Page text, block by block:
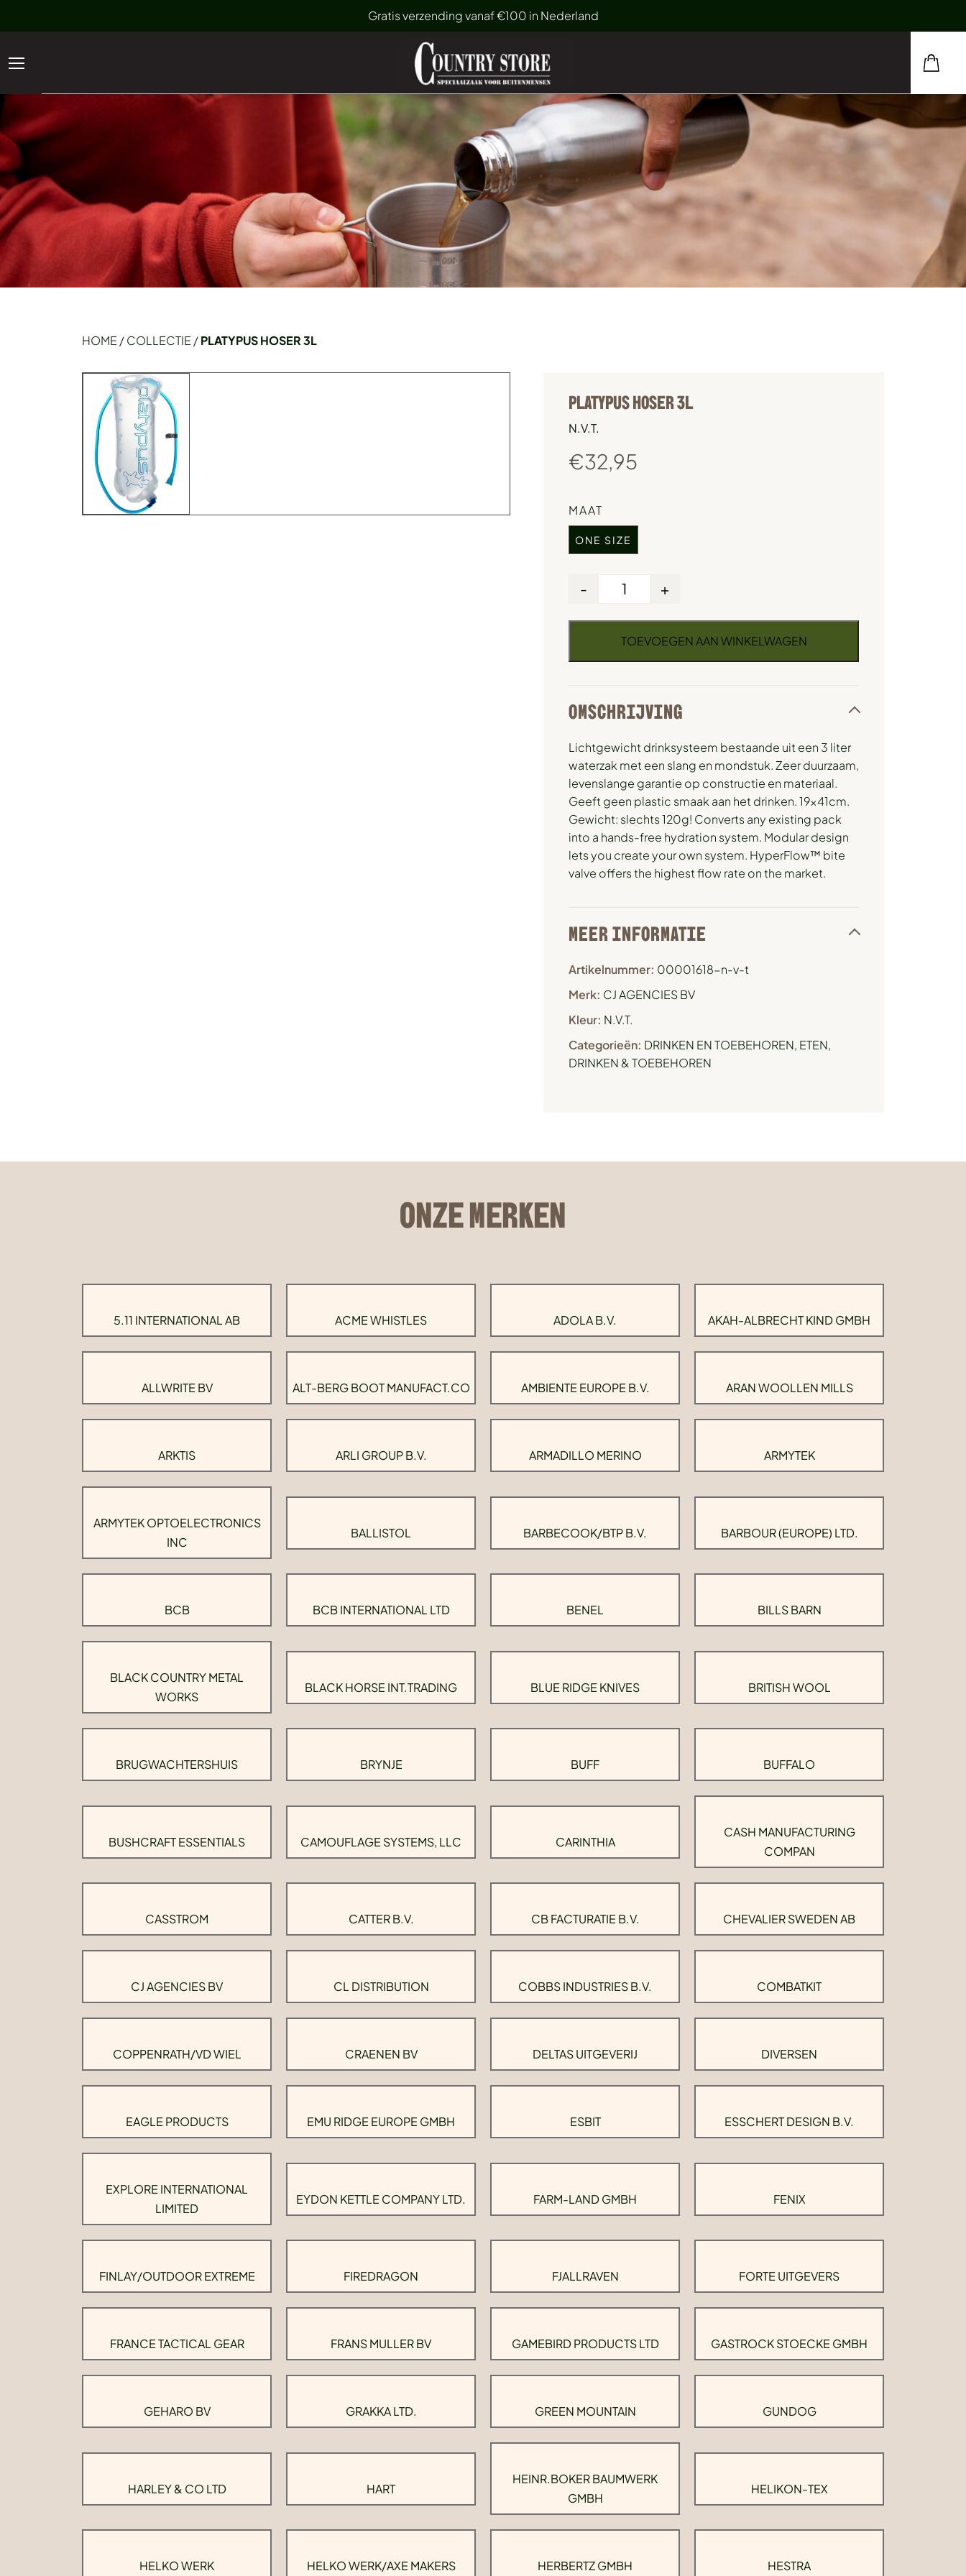
Gratis verzending vanaf €100 in Nederland
HOME /COLLECTIE /PLATYPUS HOSER 3L
PLATYPUS HOSER 3L
N.V.T.
€32,95
MAAT
ONE SIZE
- +
TOEVOEGEN AAN WINKELWAGEN
OMSCHRIJVING
Lichtgewicht drinksysteem bestaande uit een 3 liter
waterzak met een slang en mondstuk. Zeer duurzaam,
levenslange garantie op constructie en materiaal.
Geeft geen plastic smaak aan het drinken. 19x41cm.
Gewicht: slechts 120g! Converts any existing pack
into a hands-free hydration system. Modular design
lets you create your own system. HyperFlow™ bite
valve offers the highest flow rate on the market.
MEER INFORMATIE
Artikelnummer: 00001618-n-v-t
Merk: CJ AGENCIES BV
Kleur: N.V.T.
Categorieën: DRINKEN EN TOEBEHOREN, ETEN,
DRINKEN & TOEBEHOREN
ONZE MERKEN
5.11 INTERNATIONAL AB ACME WHISTLES ADOLA B.V. AKAH-ALBRECHT KIND GMBH
ALLWRITE BV ALT-BERG BOOT MANUFACT.CO AMBIENTE EUROPE B.V. ARAN WOOLLEN MILLS
ARKTIS ARLI GROUP B.V. ARMADILLO MERINO ARMYTEK
ARMYTEK OPTOELECTRONICS
INC
BALLISTOL BARBECOOK/BTP B.V. BARBOUR (EUROPE) LTD.
BCB BCB INTERNATIONAL LTD BENEL BILLS BARN
BLACK COUNTRY METAL
WORKS
BLACK HORSE INT.TRADING BLUE RIDGE KNIVES BRITISH WOOL
BRUGWACHTERSHUIS BRYNJE BUFF BUFFALO
BUSHCRAFT ESSENTIALS CAMOUFLAGE SYSTEMS, LLC CARINTHIA
CASH MANUFACTURING
COMPAN
CASSTROM CATTER B.V. CB FACTURATIE B.V. CHEVALIER SWEDEN AB
CJ AGENCIES BV CL DISTRIBUTION COBBS INDUSTRIES B.V. COMBATKIT
COPPENRATH/VD WIEL CRAENEN BV DELTAS UITGEVERIJ DIVERSEN
EAGLE PRODUCTS EMU RIDGE EUROPE GMBH ESBIT ESSCHERT DESIGN B.V.
EXPLORE INTERNATIONAL
LIMITED
EYDON KETTLE COMPANY LTD. FARM-LAND GMBH FENIX
FINLAY/OUTDOOR EXTREME FIREDRAGON FJALLRAVEN FORTE UITGEVERS
FRANCE TACTICAL GEAR FRANS MULLER BV GAMEBIRD PRODUCTS LTD GASTROCK STOECKE GMBH
GEHARO BV GRAKKA LTD. GREEN MOUNTAIN GUNDOG
HARLEY & CO LTD HART
HEINR.BOKER BAUMWERK
GMBH
HELIKON-TEX
HELKO WERK HELKO WERK/AXE MAKERS HERBERTZ GMBH HESTRA